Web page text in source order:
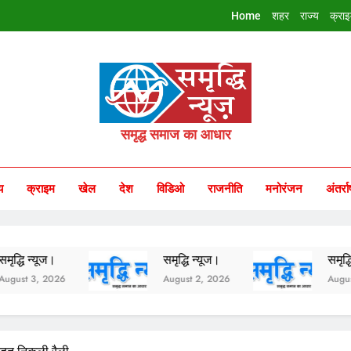
Home शहर राज्य
Samachar
समृद्ध समाज का आधार
क्राइम खेल देश विडिओ राजनीति मनोरंजन
समृद्धि न्यूज।
August 2, 2026
समृद्धि न्यूज।
August 1, 2026